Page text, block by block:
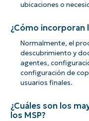
ubicaciones o
¿Cómo incorporan
Normalmente, el
descubrimiento y
agentes,
configuración de
usuarios finales.
¿Cuáles son los
los MSP?